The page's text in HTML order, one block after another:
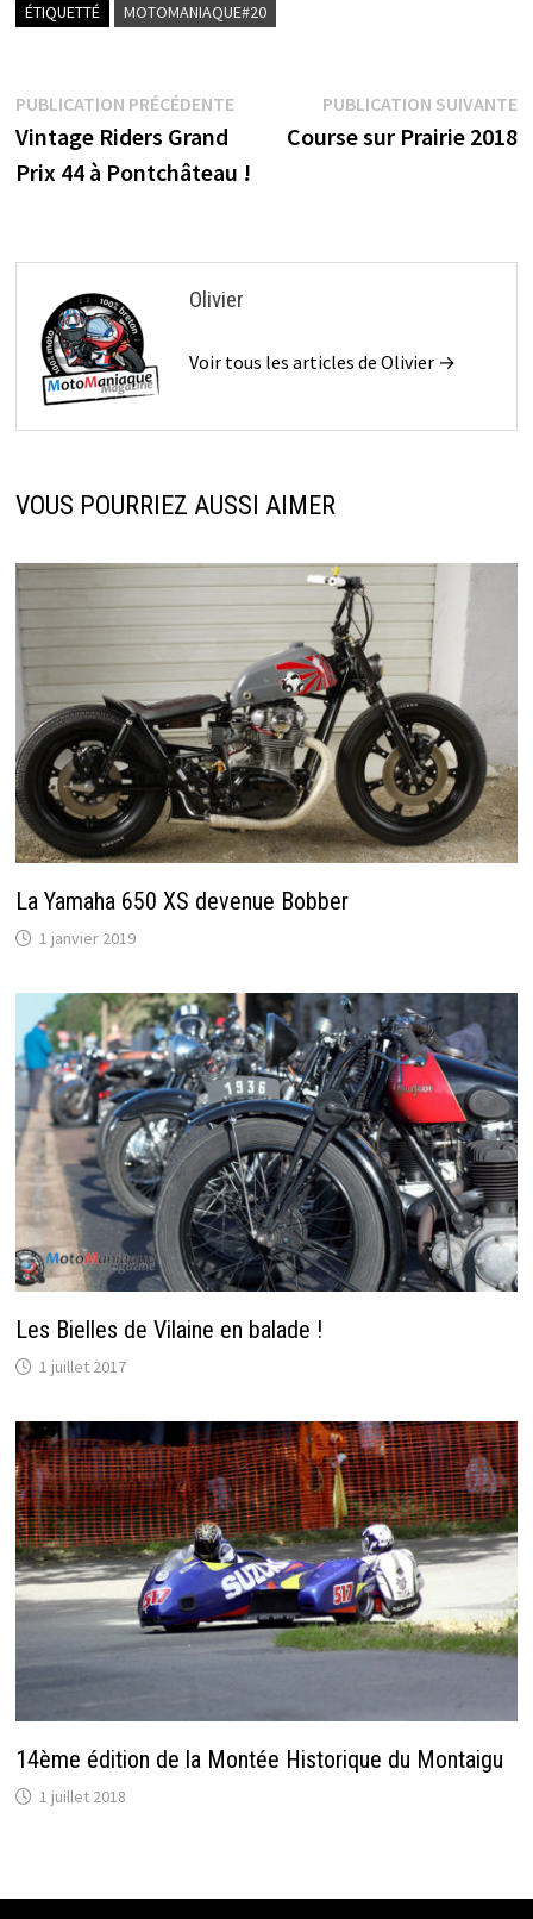
ÉTIQUETTÉ MOTOMANIAQUE#20
Navigation
de
PUBLICATION PRÉCÉDENTEPublication
précédente :
Vintage Riders Grand
Prix 44 à Pontchâteau !
PUBLICATION SUIVANTE
Course sur Prairie 2018
Olivier
Voir tous les articles de Olivier →
VOUS POURRIEZ AUSSI AIMER
La Yamaha 650 XS devenue Bobber
1 janvier 2019
Les Bielles de Vilaine en balade !
1 juillet 2017
14ème édition de la Montée Historique du Montaigu
1 juillet 2018